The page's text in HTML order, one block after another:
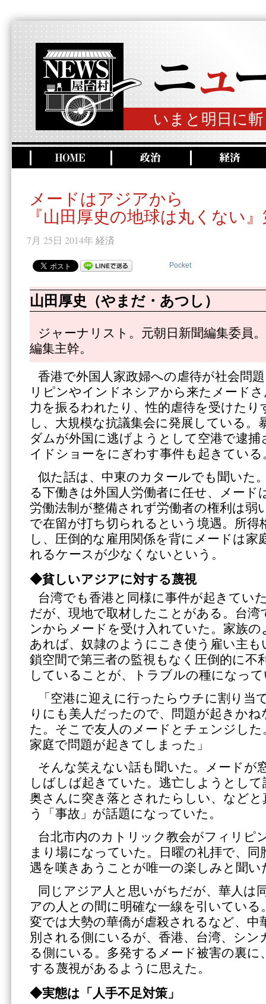
いまと明日に
メードはアジアから
『山田厚史の地球は丸くない
7月 25日 2014年 経済
Pocket
山田厚史（やまだ・あつし）
ジャーナリスト。元朝日新聞編集委員
編集主幹。
香港で外国人家政婦への虐待が社会問
リピンやインドネシアから来たメード
力を振るわれたり、性的虐待を受けたり
し、大規模な抗議集会に発展している。
ダムが外国に逃げようとして空港で逮
イドショーをにぎわす事件も起きている
似た話は、中東のカタールでも聞いた
る下働きは外国人労働者に任せ、メード
労働法制が整備されず労働者の権利は弱
で在留が打ち切られるという境遇。所得
し、圧倒的な雇用関係を背にメードは家
れるケースが少なくないという。
◆貧しいアジアに対する蔑視
台湾でも香港と同様に事件が起きてい
だが、現地で取材したことがある。台
ンからメードを受け入れていた。家族
あれば、奴隷のようにこき使う雇い主
鎖空間で第三者の監視もなく圧倒的に不
していることが、トラブルの種になっ
「空港に迎えに行ったらウチに割り当
りにも美人だったので、問題が起きか
た。そこで友人のメードとチェンジし
家庭で問題が起きてしまった」
そんな笑えない話も聞いた。メードが
しばしば起きていた。逃亡しようとし
奥さんに突き落とされたらしい、など
う「事故」が話題になっていた。
台北市内のカトリック教会がフィリピ
まり場になっていた。日曜の礼拝で、
遇を嘆きあうことが唯一の楽しみと聞い
同じアジア人と思いがちだが、華人は
アの人との間に明確な一線を引いてい
変では大勢の華僑が虐殺されるなど、中
別される側にいるが、香港、台湾、シン
る側にいる。多発するメード被害の裏に
する蔑視があるように思えた。
◆実態は「人手不足対策」